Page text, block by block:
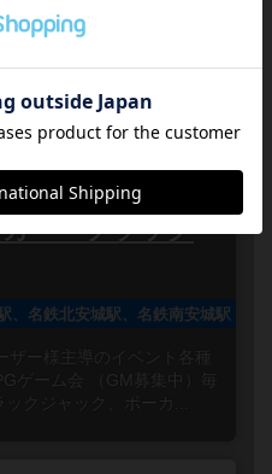
金曜日
1
】蟲神器大会・
会、カジノ
ー・ブラック
、名鉄北安城駅、名鉄南安城駅
ー様主導のイベント各種
ゲーム会 （GM募集中）毎
クジャック、ポーカ...